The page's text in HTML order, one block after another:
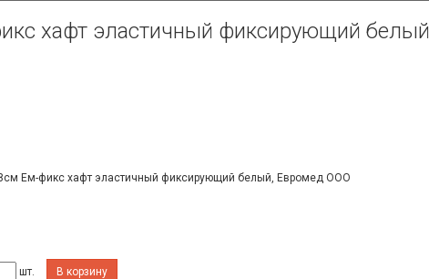
хафт эластичный фиксирующий белый
Ем-фикс хафт эластичный фиксирующий белый, Евромед ООО
шт. В корзину